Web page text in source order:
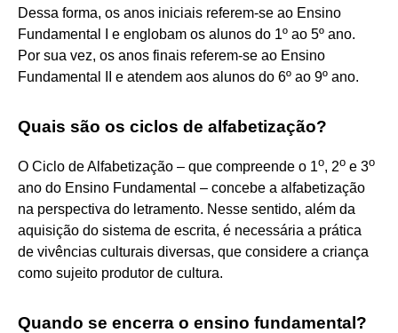
Dessa forma, os anos iniciais referem-se ao Ensino
Fundamental I e englobam os alunos do 1º ao 5º ano.
Por sua vez, os anos finais referem-se ao Ensino
Fundamental II e atendem aos alunos do 6º ao 9º ano.
Quais são os ciclos de alfabetização?
O Ciclo de Alfabetização – que compreende o 1o, 2o e 3o
ano do Ensino Fundamental – concebe a alfabetização
na perspectiva do letramento. Nesse sentido, além da
aquisição do sistema de escrita, é necessária a prática
de vivências culturais diversas, que considere a criança
como sujeito produtor de cultura.
Quando se encerra o ensino fundamental?